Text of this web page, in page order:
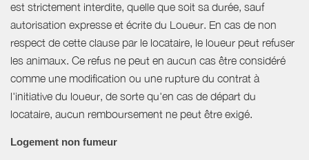
est strictement interdite, quelle que soit sa durée, sauf
autorisation expresse et écrite du Loueur. En cas de non
respect de cette clause par le locataire, le loueur peut refuser
les animaux. Ce refus ne peut en aucun cas être considéré
comme une modification ou une rupture du contrat à
l'initiative du loueur, de sorte qu'en cas de départ du
locataire, aucun remboursement ne peut être exigé.
Logement non fumeur